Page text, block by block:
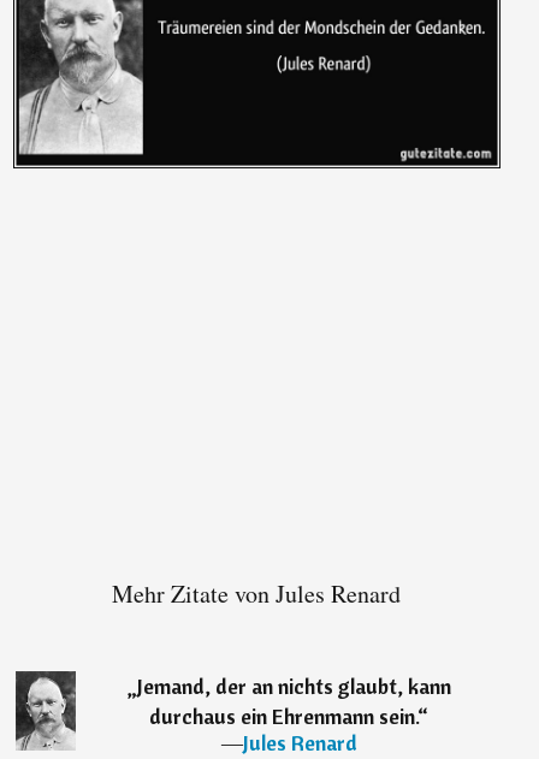
Mehr Zitate von Jules Renard
„Jemand, der an nichts glaubt, kann
durchaus ein Ehrenmann sein.“
―Jules Renard